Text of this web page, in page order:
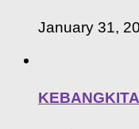
January 31,